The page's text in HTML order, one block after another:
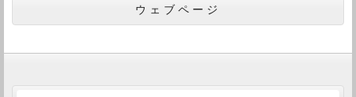
ウェブページ